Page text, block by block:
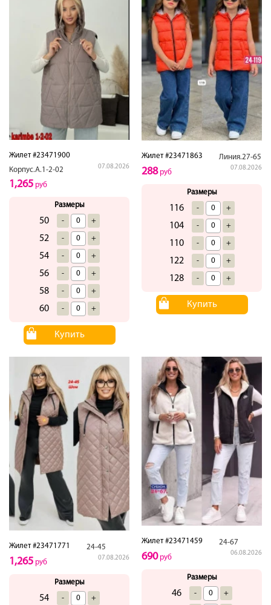
Жилет #23471900
Корпус.А.1-2-02
07.08.2026
1,265 руб
Размеры
50 - +
52 - +
54 - +
56 - +
58 - +
60 - +
Купить
Жилет #23471863 Линия.27-65
07.08.2026
288руб
Размеры
116 - +
104 - +
110 - +
122 - +
128 - +
Купить
Жилет #23471771 24-45
07.08.2026
1,265 руб
Размеры
54 - +
Жилет #23471459 24-67
06.08.2026
690руб
Размеры
46 - +